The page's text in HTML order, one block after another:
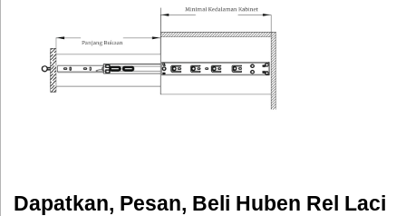
Dapatkan, Pesan, Beli Huben Rel Laci